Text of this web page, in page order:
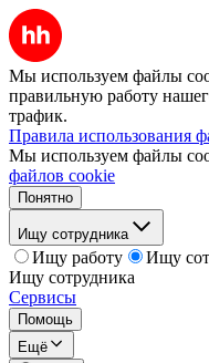
Мы используем файлы
правильную работу
трафик.
Правила использования
Мы используем файлы
файлов cookie
Понятно
Ищу сотрудника
Ищу работу
Ищу
Ищу сотрудника
Сервисы
Помощь
Ещё